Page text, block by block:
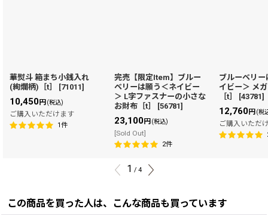
華熨斗 箱まち小銭入れ
(絢爛柄)［t］
[71011]
10,450円 (税込)
ご購入いただけます
1件
完売【限定Item】ブルー
ベリーは願う＜ネイビー
＞ L字ファスナーの小さな
お財布［t］
[56781]
23,100円 (税込)
[Sold Out]
2件
ブルーベリ
イビー＞ メ
［t］
[43781]
12,760円 (税
ご購入いただ
1 / 4
この商品を買った人は、こんな商品も買っています